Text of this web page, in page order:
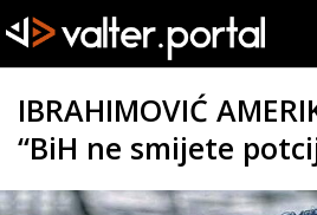
IBRAHIMOVIĆ
“BiH ne smijete